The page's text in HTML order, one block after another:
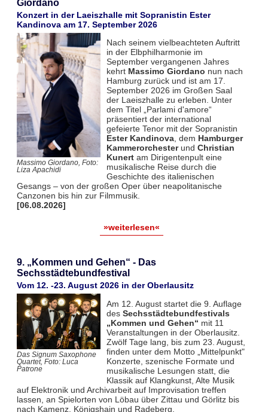
Giordano
Konzert in der Laeiszhalle mit Sopranistin Ester
Kandinova am 17. September 2026
Massimo Giordano, Foto:
Liza Apachidi
Nach seinem vielbeachteten Auftritt
in der Elbphilharmonie im
September vergangenen Jahres
kehrt Massimo Giordano nun nach
Hamburg zurück und ist am 17.
September 2026 im Großen Saal
der Laeiszhalle zu erleben. Unter
dem Titel „Parlami d'amore“
präsentiert der international
gefeierte Tenor mit der Sopranistin
Ester Kandinova, dem Hamburger
Kammerorchesterund Christian
Kunertam Dirigentenpult eine
musikalische Reise durch die
Geschichte des italienischen
Gesangs – von der großen Oper über neapolitanische
Canzonen bis hin zur Filmmusik.
[06.08.2026]
»weiterlesen«
9. „Kommen und Gehen“ - Das
Sechsstädtebundfestival
Vom 12. -23. August 2026 in der Oberlausitz
Das Signum Saxophone
Quartet, Foto: Luca
Patrone
Am 12. August startet die 9. Auflage
des Sechsstädtebundfestivals
„Kommen und Gehen“ mit 11
Veranstaltungen in der Oberlausitz.
Zwölf Tage lang, bis zum 23. August,
finden unter dem Motto „Mittelpunkt"
Konzerte, szenische Formate und
musikalische Lesungen statt, die
Klassik auf Klangkunst, Alte Musik
auf Elektronik und Archivarbeit auf Improvisation treffen
lassen, an Spielorten von Löbau über Zittau und Görlitz bis
nach Kamenz, Königshain und Radeberg.